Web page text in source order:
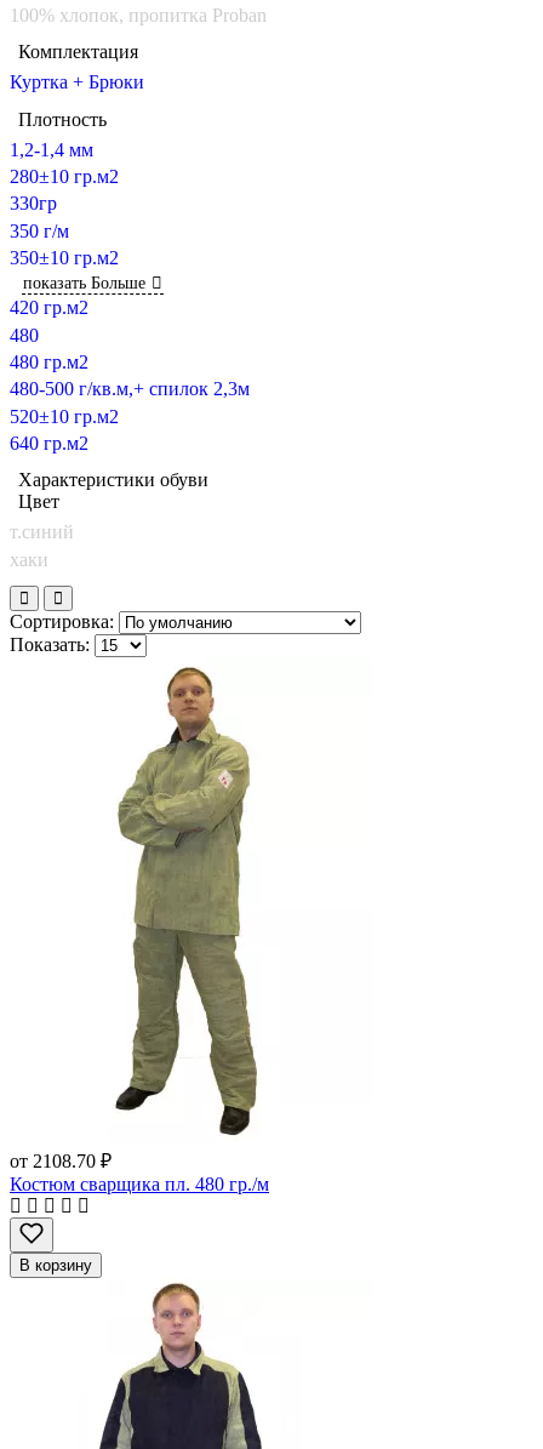
100% хлопок, пропитка Proban
Комплектация
Куртка + Брюки
Плотность
1,2-1,4 мм
280±10 гр.м2
330гр
350 г/м
350±10 гр.м2
показать Больше
420 гр.м2
480
480 гр.м2
480-500 г/кв.м,+ спилок 2,3м
520±10 гр.м2
640 гр.м2
Характеристики обуви
Цвет
т.синий
хаки
Сортировка:
Показать:
от 2108.70 ₽
Костюм сварщика пл. 480 гр./м
В корзину